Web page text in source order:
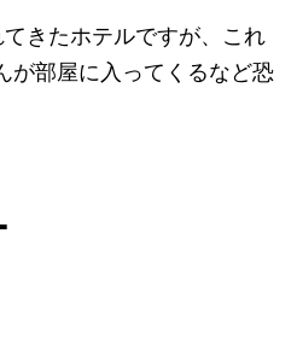
きたホテルですが、これ
が部屋に入ってくるなど恐